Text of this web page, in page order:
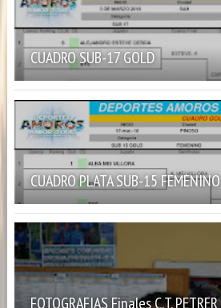
CUADRO SUB-17 GOLD
CUADRO PLATA SUB-15
FOTOGRAFIAS Finales C.T. PETRER